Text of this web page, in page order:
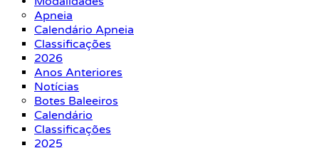
Apneia
Calendário Apneia
Classificações
2026
Anos Anteriores
Notícias
Botes Baleeiros
Calendário
Classificações
2025